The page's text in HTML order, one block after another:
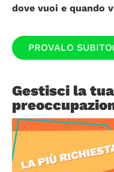
dove vuoi e quando
PROVALO SUBITO
Gestisci la